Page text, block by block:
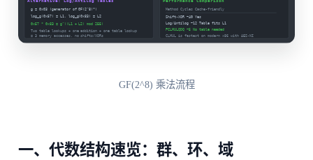
GF(2^8) 乘法流程
一、代数结构速览：群、环、域